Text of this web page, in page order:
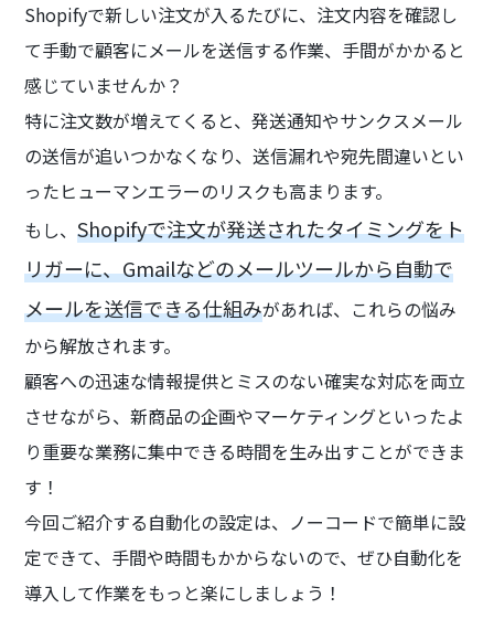
Shopifyで新しい注文が入るたびに、注文内容を確認し
て手動で顧客にメールを送信する作業、手間がかかると
感じていませんか？
特に注文数が増えてくると、発送通知やサンクスメール
の送信が追いつかなくなり、送信漏れや宛先間違いとい
ったヒューマンエラーのリスクも高まります。
もし、Shopifyで注文が発送されたタイミングをト
リガーに、Gmailなどのメールツールから自動で
メールを送信できる仕組みがあれば、これらの悩み
から解放されます。
顧客への迅速な情報提供とミスのない確実な対応を両立
させながら、新商品の企画やマーケティングといったよ
り重要な業務に集中できる時間を生み出すことができま
す！
今回ご紹介する自動化の設定は、ノーコードで簡単に設
定できて、手間や時間もかからないので、ぜひ自動化を
導入して作業をもっと楽にしましょう！